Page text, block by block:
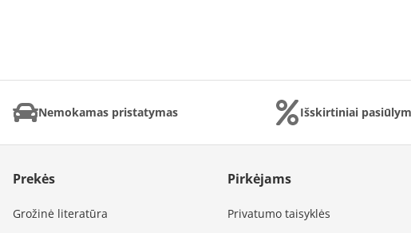
Nemokamas pristatymas Išskirtiniai
Prekės
Grožinė literatūra
Pirkėjams
Privatumo taisyklės